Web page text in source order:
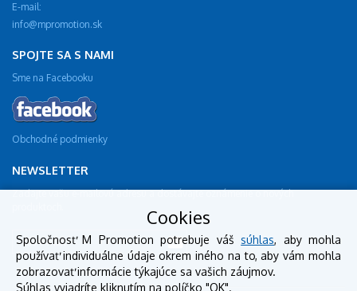
E-mail:
info@mpromotion.sk
SPOJTE SA S NAMI
Sme na Facebooku
Obchodné podmienky
NEWSLETTER
Zadajte vašu e-mailovú adresu a dostávajte oznámenie o nových
Cookies
Spoločnosť M Promotion potrebuje vášsúhlas, aby mohla
používať individuálne údaje okrem iného na to, aby vám mohla
zobrazovať informácie týkajúce sa vašich záujmov.
Súhlas vyjadríte kliknutím na políčko "OK".